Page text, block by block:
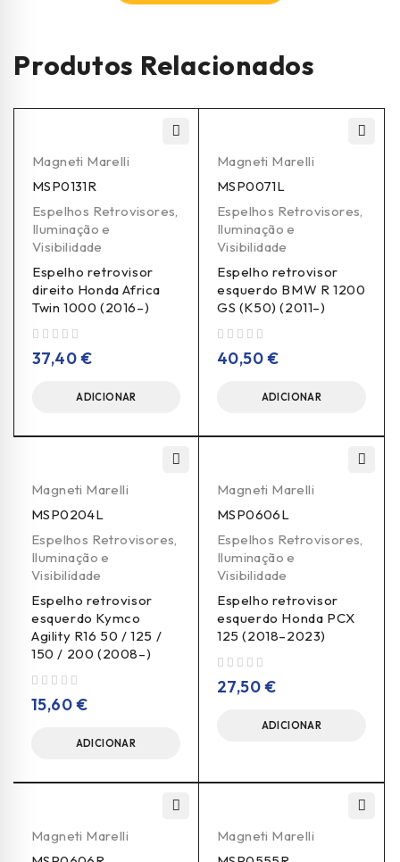
Produtos Relacionados
Magneti Marelli
MSP0131R
Espelhos Retrovisores,
Iluminação e
Visibilidade
Espelho retrovisor
direito Honda Africa
Twin 1000 (2016–)
37,40€
ADICIONAR
Magneti Marelli
MSP0071L
Espelhos Retrovisores,
Iluminação e
Visibilidade
Espelho retrovisor
esquerdo BMW R 1200
GS (K50) (2011–)
40,50€
ADICIONAR
Magneti Marelli
MSP0204L
Espelhos Retrovisores,
Iluminação e
Visibilidade
Espelho retrovisor
esquerdo Kymco
Agility R16 50 / 125 /
150 / 200 (2008–)
15,60€
ADICIONAR
Magneti Marelli
MSP0606L
Espelhos Retrovisores,
Iluminação e
Visibilidade
Espelho retrovisor
esquerdo Honda PCX
125 (2018–2023)
27,50€
ADICIONAR
Magneti Marelli
Magneti Marelli